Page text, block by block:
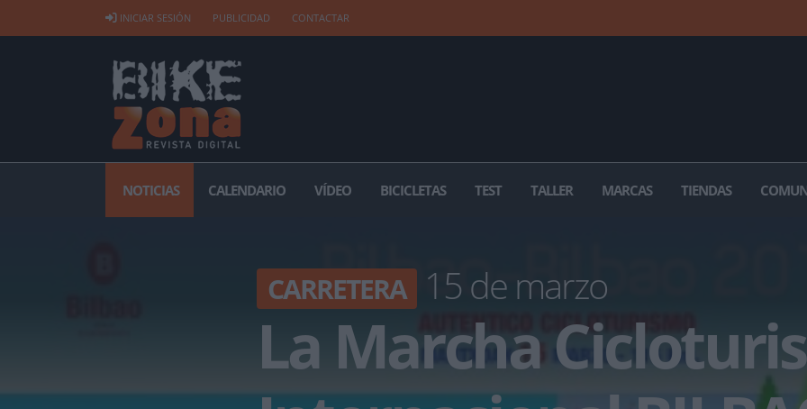
INICIAR SESIÓN PUBLICIDAD CONTACTAR
NOTICIAS CALENDARIO VÍDEO BICICLETAS TEST TALLER MARCAS TIENDAS
CARRETERA 15 de marzo
La Marcha